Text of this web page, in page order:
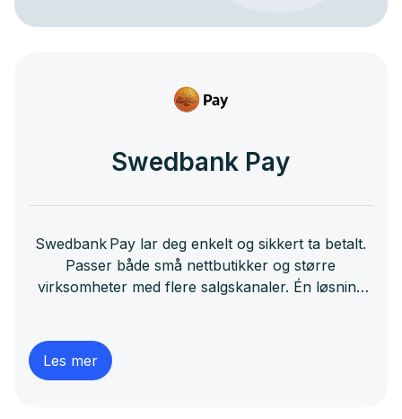
Swedbank Pay
Swedbank Pay lar deg enkelt og sikkert ta betalt.
Passer både små nettbutikker og større
virksomheter med flere salgskanaler. Én løsning
Les mer